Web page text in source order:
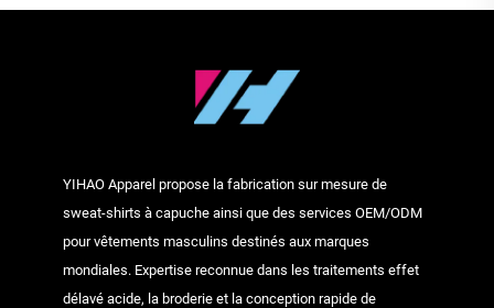
YIHAO Apparel propose la fabrication sur mesure de
sweat-shirts à capuche ainsi que des services OEM/ODM
pour vêtements masculins destinés aux marques
mondiales. Expertise reconnue dans les traitements effet
délavé acide, la broderie et la conception rapide de